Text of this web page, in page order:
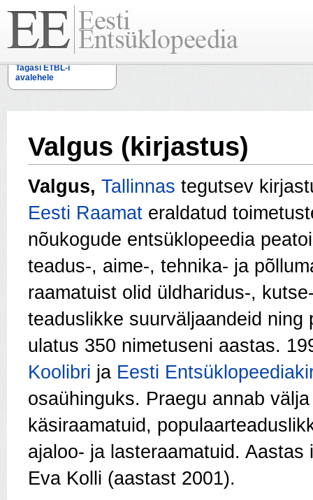
Tagasi ETBL-i
avalehele
Valgus (kirjastus)
Valgus, Tallinnas tegutsev
Eesti Raamat eraldatud
nõukogude entsüklopeedia
teadus-, aime-, tehnika- ja
raamatuist olid üldharidus-,
teaduslikke suurväljaandeid ning
ulatus 350 nimetuseni aastas.
Koolibri ja Eesti
osaühinguks. Praegu annab
käsiraamatuid,
ajaloo- ja lasteraamatuid.
Eva Kolli (aastast 2001).